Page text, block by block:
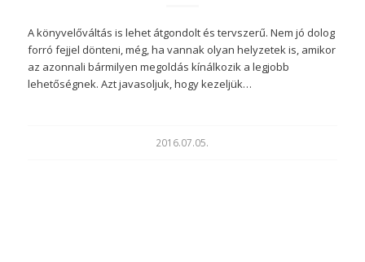
A könyvelőváltás is lehet átgondolt és tervszerű. Nem jó dolog
forró fejjel dönteni, még, ha vannak olyan helyzetek is, amikor
az azonnali bármilyen megoldás kínálkozik a legjobb
lehetőségnek. Azt javasoljuk, hogy kezeljük…
2016.07.05.